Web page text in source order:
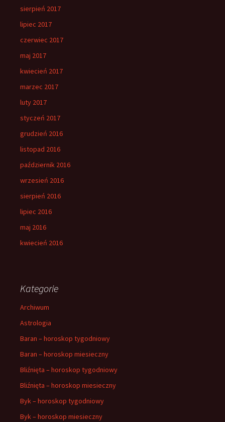
sierpień 2017
lipiec 2017
czerwiec 2017
maj 2017
kwiecień 2017
marzec 2017
luty 2017
styczeń 2017
grudzień 2016
listopad 2016
październik 2016
wrzesień 2016
sierpień 2016
lipiec 2016
maj 2016
kwiecień 2016
Kategorie
Archiwum
Astrologia
Baran – horoskop tygodniowy
Baran – horoskop miesieczny
Bliźnięta – horoskop tygodniowy
Bliźnięta – horoskop miesieczny
Byk – horoskop tygodniowy
Byk – horoskop miesieczny